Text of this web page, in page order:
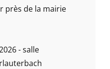
près de la mairie
- salle